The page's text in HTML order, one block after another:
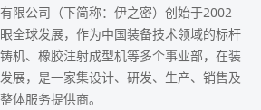
限公司（下简称：伊之密）创始于2002
全球发展，作为中国装备技术领域的标杆
机、橡胶注射成型机等多个事业部，在装
展，是一家集设计、研发、生产、销售及
体服务提供商。